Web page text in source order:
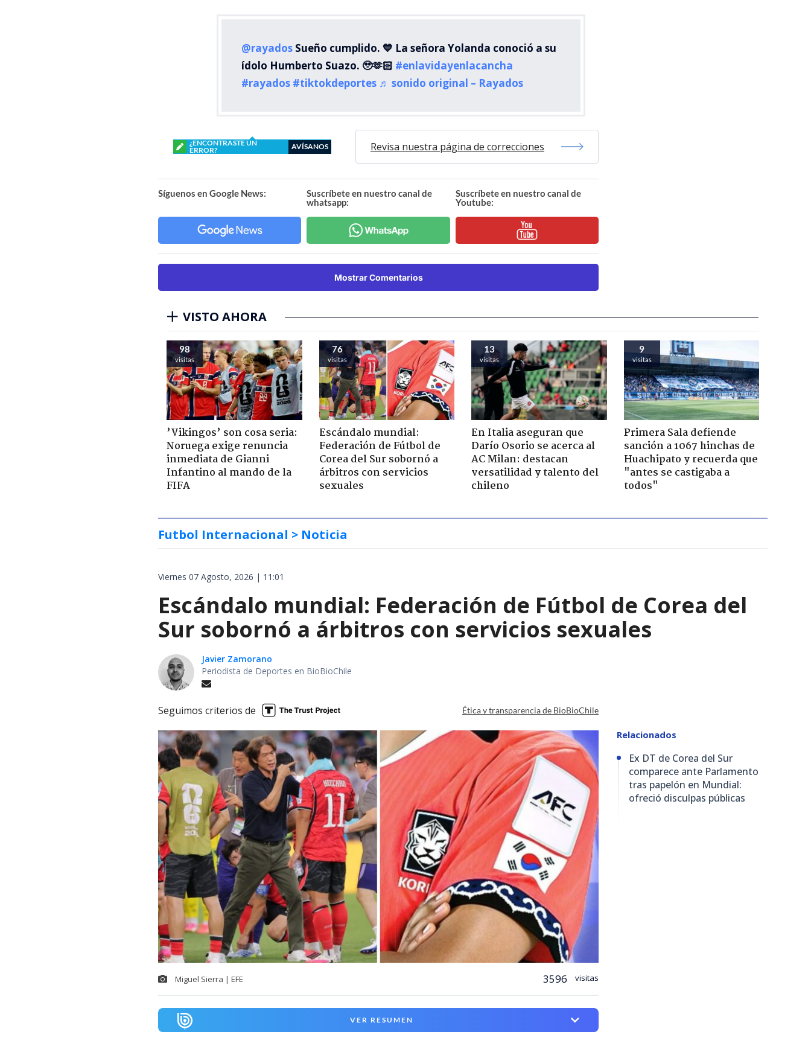
@rayados Sueño cumplido. 💙 La señora Yolanda conoció a su
ídolo Humberto Suazo. 🥹🫶🏻 #enlavidayenlacancha
#rayados #tiktokdeportes ♬ sonido original – Rayados
¿ENCONTRASTE UN
ERROR?
AVÍSANOS Revisa nuestra página de correcciones
Síguenos en Google News:
Suscríbete en nuestro canal de
whatsapp:
Suscríbete en nuestro canal de
Youtube:
Mostrar Comentarios
VISTO AHORA
98
visitas
’Vikingos’ son cosa seria:
Noruega exige renuncia
inmediata de Gianni
Infantino al mando de la
FIFA
76
visitas
Escándalo mundial:
Federación de Fútbol de
Corea del Sur sobornó a
árbitros con servicios
sexuales
13
visitas
En Italia aseguran que
Darío Osorio se acerca al
AC Milan: destacan
versatilidad y talento del
chileno
9
visitas
Primera Sala defiende
sanción a 1067 hinchas de
Huachipato y recuerda que
"antes se castigaba a
todos"
Futbol Internacional > Noticia
Viernes 07 Agosto, 2026 | 11:01
Escándalo mundial: Federación de Fútbol de Corea del
Sur sobornó a árbitros con servicios sexuales
Javier Zamorano
Periodista de Deportes en BioBioChile
Seguimos criterios de Ética y transparencia de BioBioChile
Miguel Sierra | EFE 3596 visitas
VER RESUMEN
Relacionados
Ex DT de Corea del Sur
comparece ante Parlamento
tras papelón en Mundial:
ofreció disculpas públicas